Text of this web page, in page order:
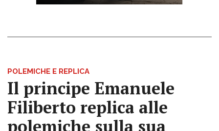
POLEMICHE E REPLICA
Il principe Emanuele
Filiberto replica alle
polemiche sulla sua